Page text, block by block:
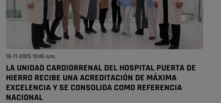
18-11-2025 10:45 a.m.
LA UNIDAD CARDIORRENAL DEL HOSPITAL PUERTA DE
HIERRO RECIBE UNA ACREDITACIÓN DE MÁXIMA
EXCELENCIA Y SE CONSOLIDA COMO REFERENCIA
NACIONAL